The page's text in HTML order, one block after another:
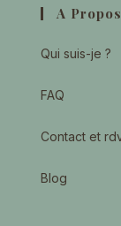
A Propos
Qui suis-je ?
FAQ
Contact et
Blog